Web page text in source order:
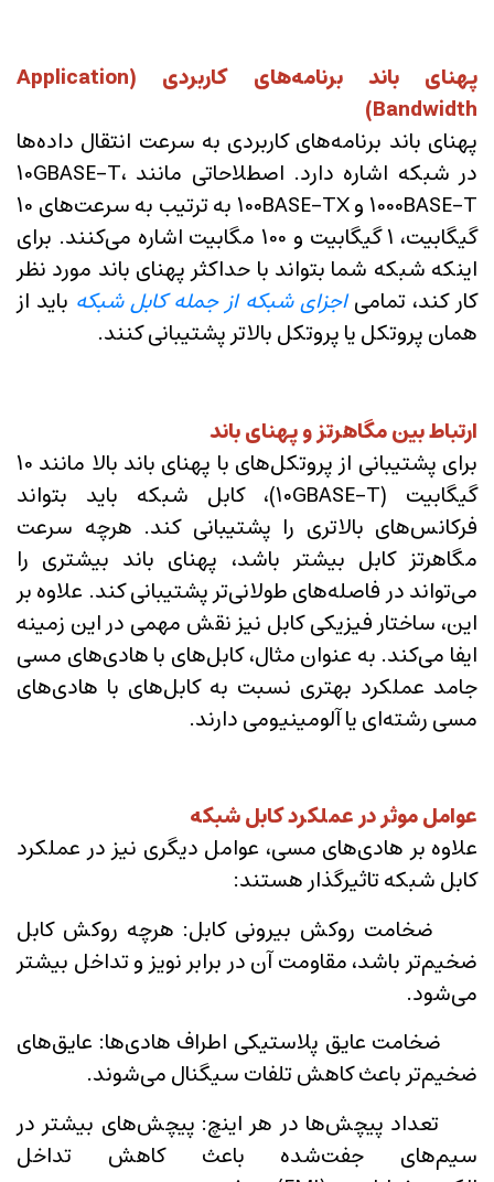
پهنای باند برنامه‌های کاربردی (Application
Bandwidth)
پهنای باند برنامه‌های کاربردی به سرعت انتقال داده‌ها
در شبکه اشاره دارد. اصطلاحاتی مانند 10GBASE-T،
1000BASE-T و 100BASE-TX به ترتیب به سرعت‌های 10
گیگابیت، 1 گیگابیت و 100 مگابیت اشاره می‌کنند. برای
اینکه شبکه شما بتواند با حداکثر پهنای باند مورد نظر
کار کند، تمامیاجزای شبکه از جمله کابل شبکه باید از
همان پروتکل یا پروتکل بالاتر پشتیبانی کنند.
ارتباط بین مگاهرتز و پهنای باند
برای پشتیبانی از پروتکل‌های با پهنای باند بالا مانند 10
گیگابیت (10GBASE-T)، کابل شبکه باید بتواند
فرکانس‌های بالاتری را پشتیبانی کند. هرچه سرعت
مگاهرتز کابل بیشتر باشد، پهنای باند بیشتری را
می‌تواند در فاصله‌های طولانی‌تر پشتیبانی کند. علاوه بر
این، ساختار فیزیکی کابل نیز نقش مهمی در این زمینه
ایفا می‌کند. به عنوان مثال، کابل‌های با هادی‌های مسی
جامد عملکرد بهتری نسبت به کابل‌های با هادی‌های
مسی رشته‌ای یا آلومینیومی دارند.
عوامل موثر در عملکرد کابل شبکه
علاوه بر هادی‌های مسی، عوامل دیگری نیز در عملکرد
کابل شبکه تاثیرگذار هستند:
ضخامت روکش بیرونی کابل: هرچه روکش کابل
ضخیم‌تر باشد، مقاومت آن در برابر نویز و تداخل بیشتر
می‌شود.
ضخامت عایق پلاستیکی اطراف هادی‌ها: عایق‌های
ضخیم‌تر باعث کاهش تلفات سیگنال می‌شوند.
تعداد پیچش‌ها در هر اینچ: پیچش‌های بیشتر در
سیم‌های جفت‌شده باعث کاهش تداخل